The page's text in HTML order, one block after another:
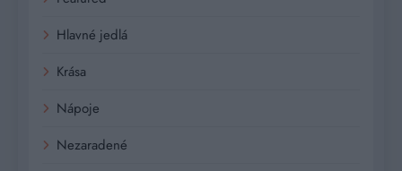
Hlavné jedlá
Krása
Nápoje
Nezaradené